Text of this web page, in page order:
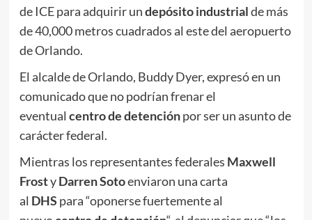
de ICE para adquirir undepósito industrialde más
de 40,000 metros cuadrados al este del aeropuerto
de Orlando.
El alcalde de Orlando, Buddy Dyer, expresó en un
comunicado que no podrían frenar el
eventual centro de detenciónpor ser un asunto de
carácter federal.
Mientras los representantes federales Maxwell
FrostyDarren Sotoenviaron una carta
al DHS para “oponerse fuertemente al